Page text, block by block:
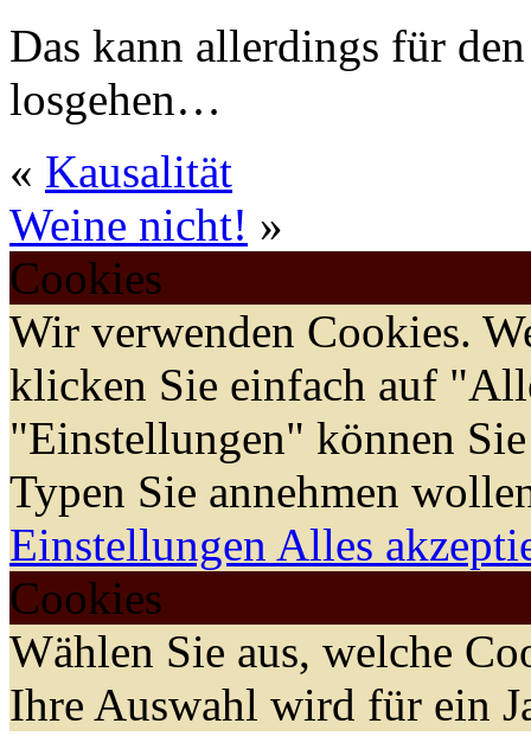
Das kann allerdings für
losgehen…
« Kausalität
Weine nicht! »
Cookies
Wir verwenden Cookies.
klicken Sie einfach auf
"Einstellungen" können
Typen Sie annehmen
Einstellungen Alles
Cookies
Wählen Sie aus, welche
Ihre Auswahl wird für ein